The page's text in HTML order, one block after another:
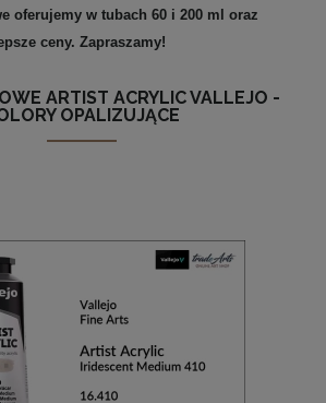
oferujemy w tubach 60 i 200 ml oraz
ceny. Zapraszamy!
ARTIST ACRYLIC VALLEJO -
OPALIZUJĄCE